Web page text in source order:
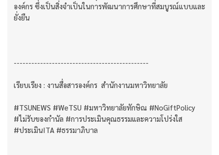
องค์กร ซึ่งเป็นสิ่งจำเป็นในการพัฒนาการศึกษาที่สมบูรณ์แบบและ
ยั่งยืน
----------------------------------------------
เรียบเรียง : งานสื่อสารองค์กร สำนักงานมหาวิทยาลัย
#TSUNEWS #WeTSU #มหาวิทยาลัยทักษิณ #NoGiftPolicy
#ไม่รับของกำนัล #การประเมินคุณธรรมและความโปร่งใส
#ประเมินITA #ธรรมาภิบาล